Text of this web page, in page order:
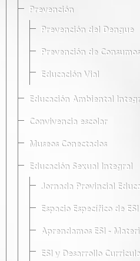
Prevención
Prevención del Dengue
Prevención de
Educación Vial
Educación Ambiental
Convivencia escolar
Museos Conectados
Educación Sexual Integral
Jornada Provincial
Espacio Específico de ESI
Aprendamos ESI -
ESI y Desarrollo